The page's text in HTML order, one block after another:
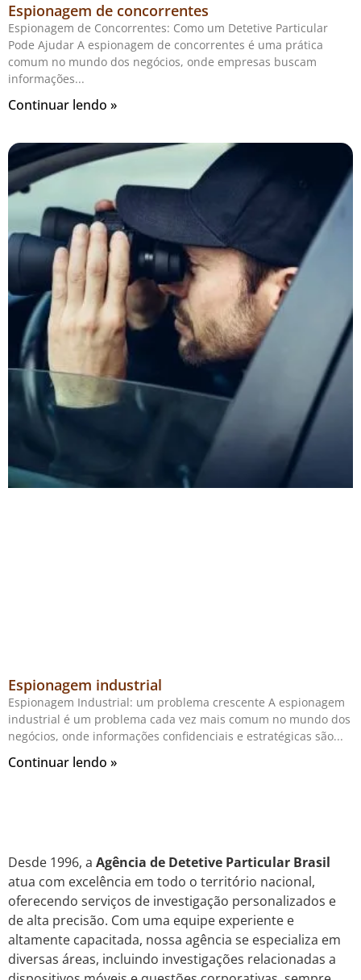
Espionagem de concorrentes
Espionagem de Concorrentes: Como um Detetive Particular
Pode Ajudar A espionagem de concorrentes é uma prática
comum no mundo dos negócios, onde empresas buscam
informações
Continuar lendo »
Espionagem industrial
Espionagem Industrial: um problema crescente A espionagem
industrial é um problema cada vez mais comum no mundo dos
negócios, onde informações confidenciais e estratégicas são
Continuar lendo »
Desde 1996, a Agência de Detetive Particular Brasil
atua com excelência em todo o território nacional,
oferecendo serviços de investigação personalizados e
de alta precisão. Com uma equipe experiente e
altamente capacitada, nossa agência se especializa em
diversas áreas, incluindo investigações relacionadas a